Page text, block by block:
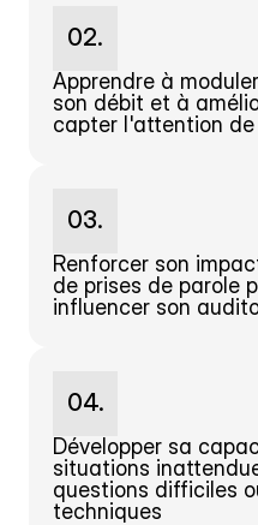
02.
Apprendre à
son débit et à
capter l'attention
03.
Renforcer son
de prises de parole
influencer son
04.
Développer sa
situations
questions difficiles
techniques